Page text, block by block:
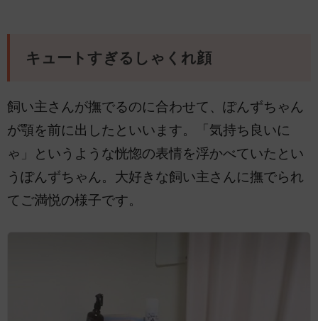
キュートすぎるしゃくれ顔
飼い主さんが撫でるのに合わせて、ぽんずちゃん
が顎を前に出したといいます。「気持ち良いに
ゃ」というような恍惚の表情を浮かべていたとい
うぽんずちゃん。大好きな飼い主さんに撫でられ
てご満悦の様子です。